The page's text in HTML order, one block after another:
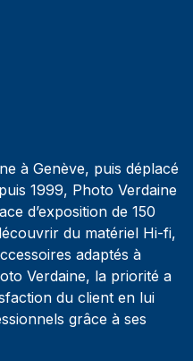
à Genève, puis déplacé
1999, Photo Verdaine
d’exposition de 150
du matériel Hi-fi,
adaptés à
Verdaine, la priorité a
du client en lui
grâce à ses